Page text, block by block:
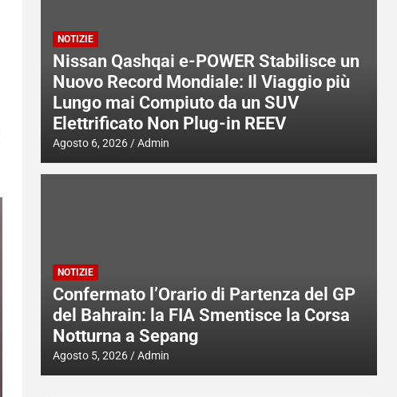
NOTIZIE
Nissan Qashqai e-POWER Stabilisce un
Nuovo Record Mondiale: Il Viaggio più
Lungo mai Compiuto da un SUV
Elettrificato Non Plug-in REEV
Agosto 6, 2026 Admin
NOTIZIE
Confermato l’Orario di Partenza del GP
del Bahrain: la FIA Smentisce la Corsa
Notturna a Sepang
Agosto 5, 2026 Admin